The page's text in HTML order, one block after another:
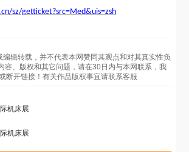
sz/getticket?src=Med&uis=zsh
编辑转载，并不代表本网赞同其观点和对其真实性负
容、版权和其它问题，请在30日内与本网联系，我
断开链接！有关作品版权事宜请联系客服
机床展
机床展